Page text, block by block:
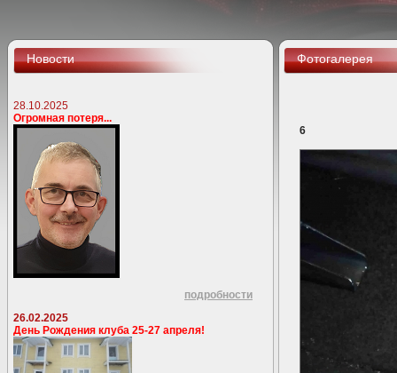
Новости
28.10.2025
Огромная потеря...
подробности
26.02.2025
День Рождения клуба 25-27 апреля!
Фотогалерея
6